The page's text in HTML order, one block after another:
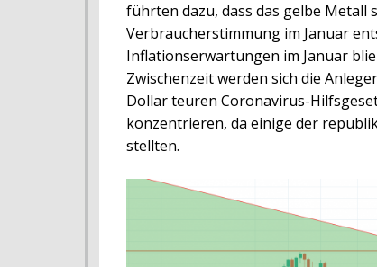
führten dazu, dass das gelbe Metall
Verbraucherstimmung im Januar
Inflationserwartungen im Januar
Zwischenzeit werden sich die
Dollar teuren Coronavirus-
konzentrieren, da einige der
stellten.